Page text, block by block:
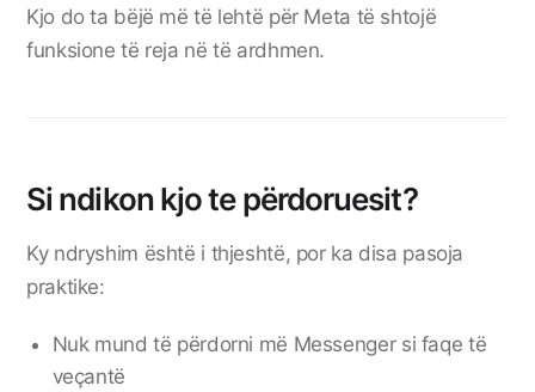
Kjo do ta bëjë më të lehtë për Meta të shtojë
funksione të reja në të ardhmen.
Si ndikon kjo te përdoruesit?
Ky ndryshim është i thjeshtë, por ka disa pasoja
praktike:
Nuk mund të përdorni më Messenger si faqe të
veçantë